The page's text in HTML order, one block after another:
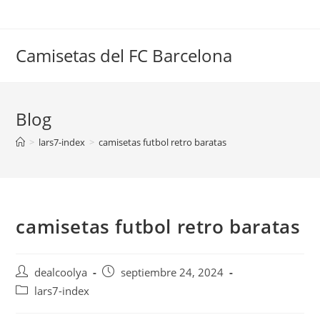
Camisetas del FC Barcelona
Blog
> lars7-index > camisetas futbol retro baratas
camisetas futbol retro baratas
Autor
de
dealcoolya
Publicación
septiembre 24, 2024
Categoría
lars7-index